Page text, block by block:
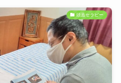
頭蓋セラピー